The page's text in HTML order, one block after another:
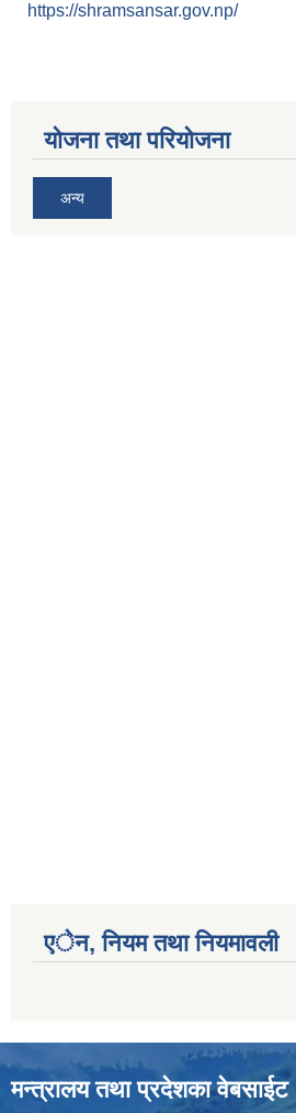
https://shramsansar.gov.np/
योजना तथा परियोजना
अन्य
एेन, नियम तथा नियमावली
मन्त्रालय तथा प्रदेशका वेबसाईट